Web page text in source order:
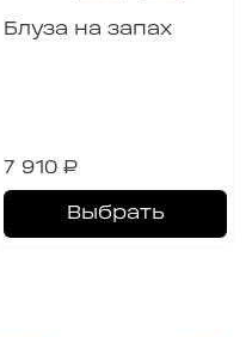
Блуза на запах
7 910 ₽
Выбрать